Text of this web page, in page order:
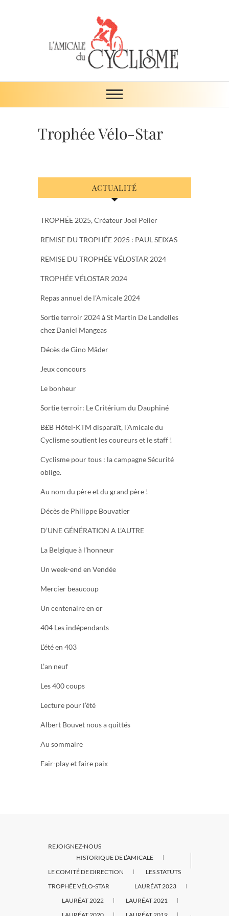
Amicale du
cyclisme
Trophée Vélo-Star
ACTUALITÉ
TROPHÉE 2025, Créateur Joël Pelier
REMISE DU TROPHÉE 2025 : PAUL SEIXAS
REMISE DU TROPHÉE VÉLOSTAR 2024
TROPHÉE VÉLOSTAR 2024
Repas annuel de l’Amicale 2024
Sortie terroir 2024 à St Martin De Landelles
chez Daniel Mangeas
Décès de Gino Mäder
Jeux concours
Le bonheur
Sortie terroir: Le Critérium du Dauphiné
B£B Hôtel-KTM disparaît, l’Amicale du
Cyclisme soutient les coureurs et le staff !
Cyclisme pour tous : la campagne Sécurité
oblige.
Au nom du père et du grand père !
Décès de Philippe Bouvatier
D’UNE GÉNÉRATION A L’AUTRE
La Belgique à l’honneur
Un week-end en Vendée
Mercier beaucoup
Un centenaire en or
404 Les indépendants
L’été en 403
L’an neuf
Les 400 coups
Lecture pour l’été
Albert Bouvet nous a quittés
Au sommaire
Fair-play et faire paix
REJOIGNEZ-NOUS
HISTORIQUE DE L’AMICALE
LE COMITÉ DE DIRECTION
LES STATUTS
TROPHÉE VÉLO-STAR
LAURÉAT 2023
LAURÉAT 2022
LAURÉAT 2021